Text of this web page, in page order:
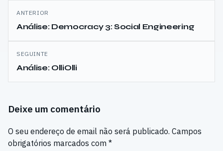
Navegação
de
artigos
ANTERIOR
Análise: Democracy 3: Social Engineering
SEGUINTE
Análise: OlliOlli
Deixe um comentário
O seu endereço de email não será publicado. Campos
obrigatórios marcados com *